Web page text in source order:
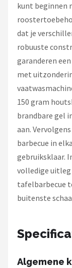
kunt beginnen
dat je
robuuste
garanderen
met
150 gram
brandbare gel
aan.
barbecue in
gebruiksklaar.
volledige uitleg
tafelbarbecue
buitenste
Algemene